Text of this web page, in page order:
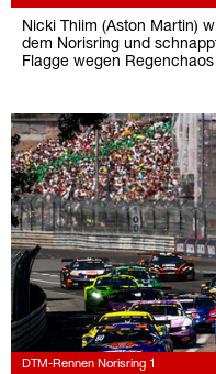
Nicki Thiim (Aston Martin)
dem Norisring und
Flagge wegen
DTM-Rennen Norisring 1